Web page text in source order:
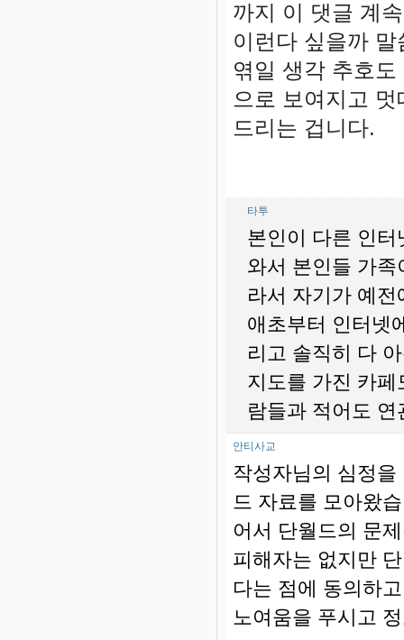
까지 이 댓글 계
이런다 싶을까
엮일 생각 추호
으로 보여지고
드리는 겁니다.
타투
본인이 다른 인
와서 본인들 가
라서 자기가 예
애초부터 인터넷
리고 솔직히 다
지도를 가진 카
람들과 적어도
안티사교
작성자님의 심정
드 자료를 모아왔
어서 단월드의 문
피해자는 없지만
다는 점에 동의하
노여움을 푸시고